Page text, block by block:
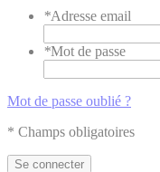
*Adresse email
*Mot de passe
Mot de passe oublié ?
* Champs obligatoires
Se connecter